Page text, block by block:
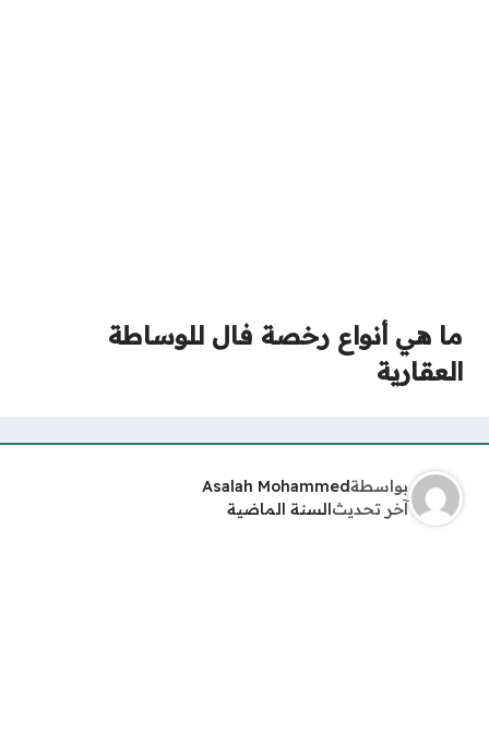
ما هي أنواع رخصة فال للوساطة
العقارية
بواسطةAsalah Mohammed
آخر تحديثالسنة الماضية